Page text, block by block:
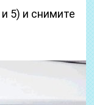
5) и снимите